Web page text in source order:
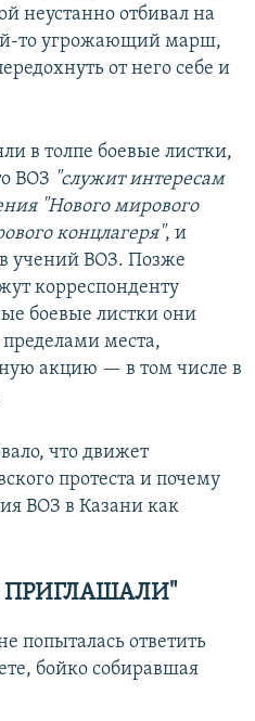
неустанно отбивал на
то угрожающий марш,
от него себе и
в толпе боевые листки,
ВОЗ "служит интересам
"Нового мирового
концлагеря", и
учений ВОЗ. Позже
корреспонденту
боевые листки они
места,
акцию — в том числе в
что движет
протеста и почему
ВОЗ в Казани как
попыталась ответить
бойко собиравшая